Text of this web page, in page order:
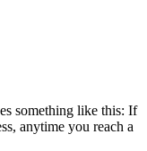
something like this: If
anytime you reach a